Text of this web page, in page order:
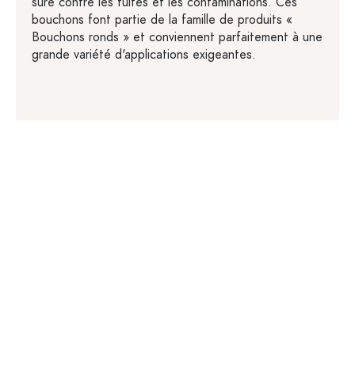
bouchons font partie de la famille de produits «
Bouchons ronds » et conviennent parfaitement à une
grande variété d'applications exigeantes.